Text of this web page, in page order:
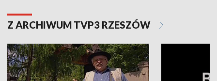
Z ARCHIWUM TVP3 RZESZÓW